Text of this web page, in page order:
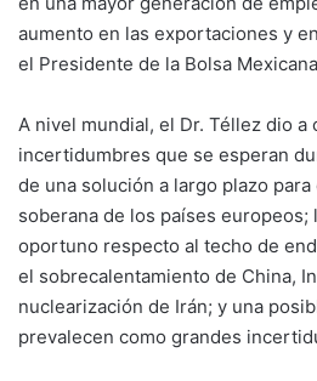
aumento en las exportaciones y
el Presidente de la Bolsa
A nivel mundial, el Dr. Téllez dio a
incertidumbres que se esperan
de una solución a largo plazo
soberana de los países europeos;
oportuno respecto al techo de
el sobrecalentamiento de China,
nuclearización de Irán; y una
prevalecen como grandes